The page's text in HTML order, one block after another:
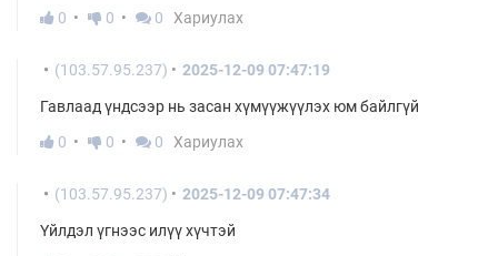
0
0 0 Хариулах
(103.57.95.237) 2025-12-09 07:47:19
Гавлаад үндсээр нь засан хүмүүжүүлэх юм байлгүй
0
0 0 Хариулах
(103.57.95.237) 2025-12-09 07:47:34
Үйлдэл үгнээс илүү хүчтэй